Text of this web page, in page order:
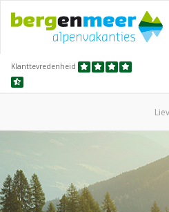
Klanttevredenheid